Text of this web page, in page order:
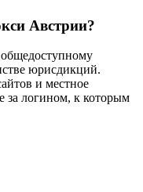
Австрии?
юрисдикций.
и местное
за логином, к которым